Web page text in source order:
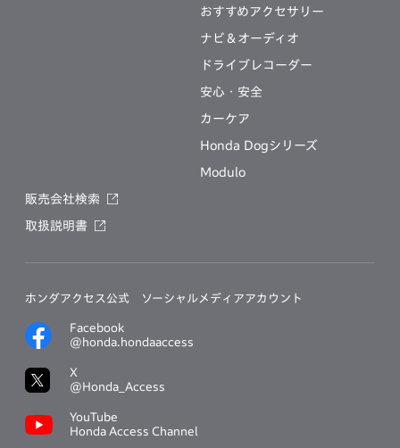
おすすめアクセサリー
ナビ＆オーディオ
ドライブレコーダー
安心・安全
カーケア
Honda Dogシリーズ
Modulo
販売会社検索
取扱説明書
ホンダアクセス公式 ソーシャルメディアアカウント
Facebook
@honda.hondaaccess
X
@Honda_Access
YouTube
Honda Access Channel